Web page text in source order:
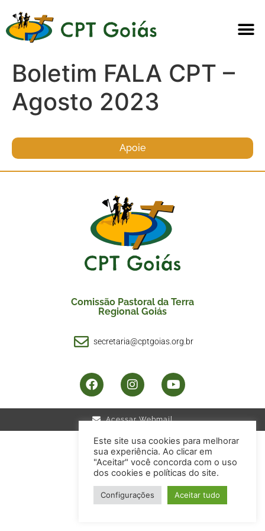
Boletim FALA CPT –
Agosto 2023
Apoie
Comissão Pastoral da Terra
Regional Goiás
secretaria@cptgoias.org.br
Acessar Webmail
Este site usa cookies para melhorar
sua experiência. Ao clicar em
"Aceitar" você concorda com o uso
dos cookies e políticas do site.
Configurações Aceitar tudo